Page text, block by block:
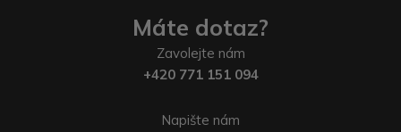
Máte dotaz?
Zavolejte nám
+420 771 151 094
Napište nám